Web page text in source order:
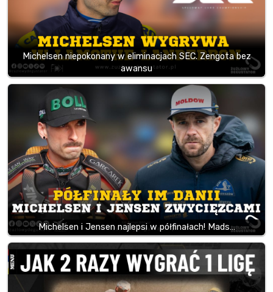
Michelsen niepokonany w eliminacjach SEC. Zengota bez
awansu
Michelsen i Jensen najlepsi w półfinałach! Mads…